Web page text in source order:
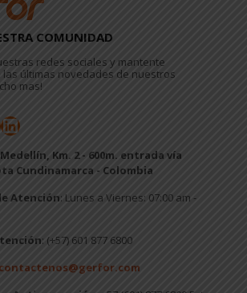
COMUNIDAD
redes sociales y mantente
las últimas novedades de nuestros
mas!
LinkedIn
Km. 2 - 600m. entrada vía
Cundinamarca - Colombia
Atención: Lunes a Viernes: 07:00 am -
: (+57) 601 877 6800
contactenos@gerfor.com